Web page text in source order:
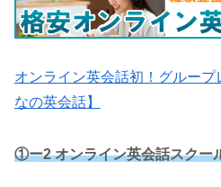
オンライン英会話初！グルー
なの英会話】
①ー2 オンライン英会話スクー